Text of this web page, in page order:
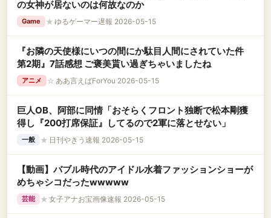
の女神が居ないのは何故なのか
Game ★ ゆるゲーマー遅報 2026-05-15
『お隣の天使様にいつの間にか駄目人間にされていた件
第2期』7話感想 ご褒美貰い過ぎちゃいましたね
アニメ ☆ ああ言えばForYou 2026-05-15
巨人OB、阿部に同情「おそらくフロント独断で松本剛獲
得し『200打席保証』してるので2軍に落とせない」
一般 ★ 日刊やきう速報 2026-05-15
【動画】バブル時代のアイドル水着ファッションショーが
めちゃシコだったwwwww
芸能 ★ 女子アナお宝画像速報 2026-05-15